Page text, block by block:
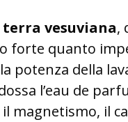
terra vesuviana,
forte quanto
potenza della
l’eau de
magnetismo, il